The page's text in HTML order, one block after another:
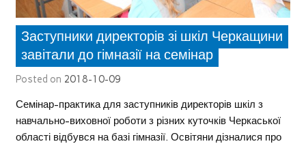
Заступники директорів зі шкіл Черкащини
завітали до гімназії на семінар
Posted on 2018-10-09
Семінар-практика для заступників директорів шкіл з
навчально-виховної роботи з різних куточків Черкаської
області відбувся на базі гімназії. Освітяни дізналися про